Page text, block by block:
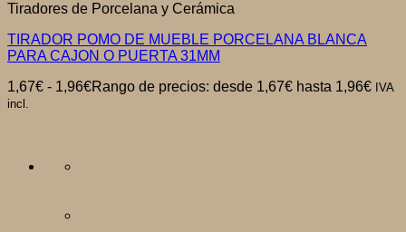
Tiradores de Porcelana y Cerámica
TIRADOR POMO DE MUEBLE PORCELANA BLANCA
PARA CAJON O PUERTA 31MM
1,67€ - 1,96€Rango de precios: desde 1,67€ hasta 1,96€ IVA
incl.